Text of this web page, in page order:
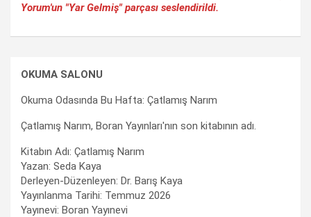
Yorum'un "Yar Gelmiş" parçası seslendirildi.
OKUMA SALONU
Okuma Odasında Bu Hafta: Çatlamış Narım
Çatlamış Narım, Boran Yayınları'nın son kitabının adı.
Kitabın Adı: Çatlamış Narım
Yazan: Seda Kaya
Derleyen-Düzenleyen: Dr. Barış Kaya
Yayınlanma Tarihi: Temmuz 2026
Yayınevi: Boran Yayınevi